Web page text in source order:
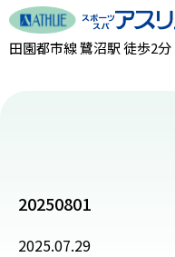
田園都市線 鷺沼駅 徒歩2分
20250801
2025.07.29